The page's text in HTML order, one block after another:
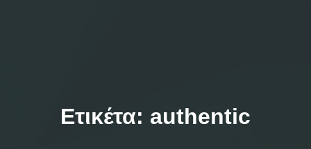
Ετικέτα: authentic